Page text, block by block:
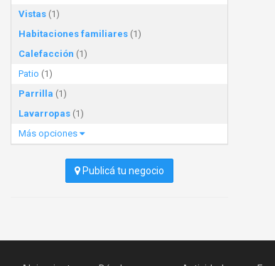
Vistas (1)
Habitaciones familiares (1)
Calefacción (1)
Patio (1)
Parrilla (1)
Lavarropas (1)
Más opciones
Publicá tu negocio